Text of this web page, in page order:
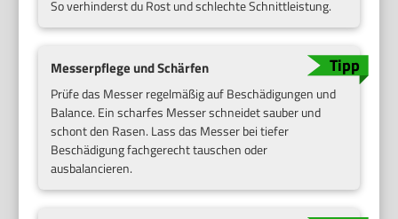
So verhinderst du Rost und schlechte Schnittleistung.
Messerpflege und Schärfen
Prüfe das Messer regelmäßig auf Beschädigungen und
Balance. Ein scharfes Messer schneidet sauber und
schont den Rasen. Lass das Messer bei tiefer
Beschädigung fachgerecht tauschen oder
ausbalancieren.